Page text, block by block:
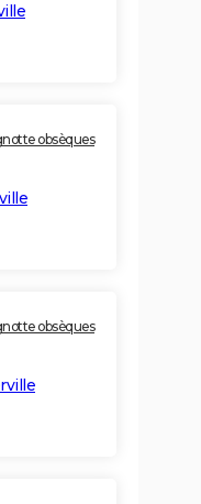
obsèques
obsèques